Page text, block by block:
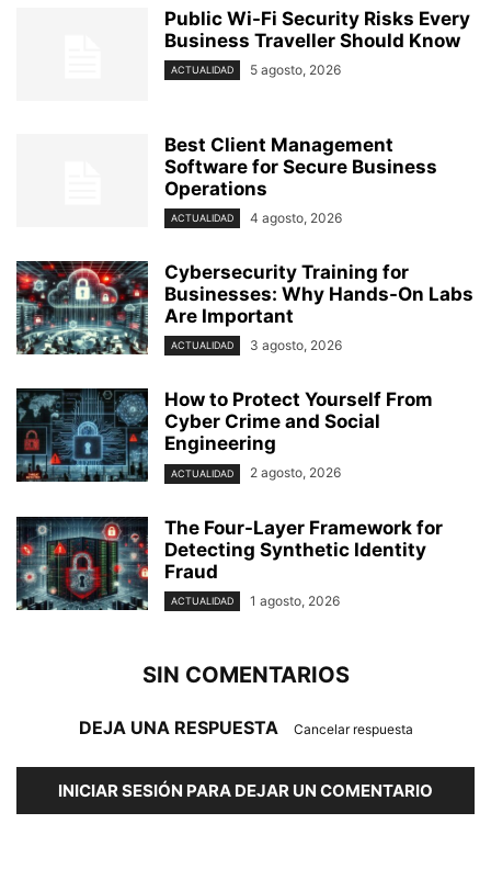
Public Wi-Fi Security Risks Every
Business Traveller Should Know
ACTUALIDAD 5 agosto, 2026
Best Client Management
Software for Secure Business
Operations
ACTUALIDAD 4 agosto, 2026
Cybersecurity Training for
Businesses: Why Hands-On Labs
Are Important
ACTUALIDAD 3 agosto, 2026
How to Protect Yourself From
Cyber Crime and Social
Engineering
ACTUALIDAD 2 agosto, 2026
The Four-Layer Framework for
Detecting Synthetic Identity
Fraud
ACTUALIDAD 1 agosto, 2026
SIN COMENTARIOS
DEJA UNA RESPUESTA Cancelar respuesta
INICIAR SESIÓN PARA DEJAR UN COMENTARIO